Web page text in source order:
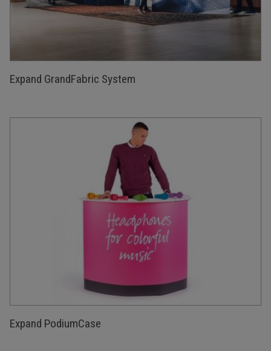
Expand GrandFabric System
Expand PodiumCase